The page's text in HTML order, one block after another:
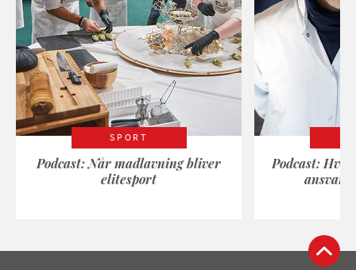
SPORT
Podcast: Når madlavning bliver
elitesport
Podcast: